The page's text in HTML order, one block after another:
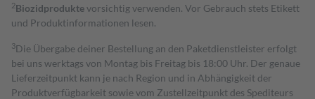
2Biozidproduktevorsichtig verwenden. Vor Gebrauch stets Etikett
und Produktinformationen lesen.
3Die Übergabe deiner Bestellung an den Paketdienstleister erfolgt
bei uns werktags von Montag bis Freitag bis 18:00 Uhr. Der genaue
Lieferzeitpunkt kann je nach Region und in Abhängigkeit der
Produktverfügbarkeit sowie vom Zustellzeitpunkt des Spediteurs